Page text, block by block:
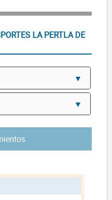
LA PERTLA DE